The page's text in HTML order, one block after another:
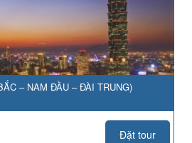
– NAM ĐẦU – ĐÀI TRUNG)
Đặt tour